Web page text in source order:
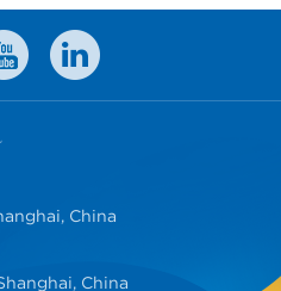
China
China